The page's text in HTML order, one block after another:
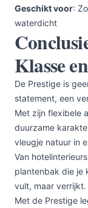
Geschikt voor:
waterdicht
Klasse
De Prestige is
statement, een
Met zijn flexibele
duurzame
vleugje natuur in
Van
plantenbak die je
vult, maar verrijkt.
Met de Prestige